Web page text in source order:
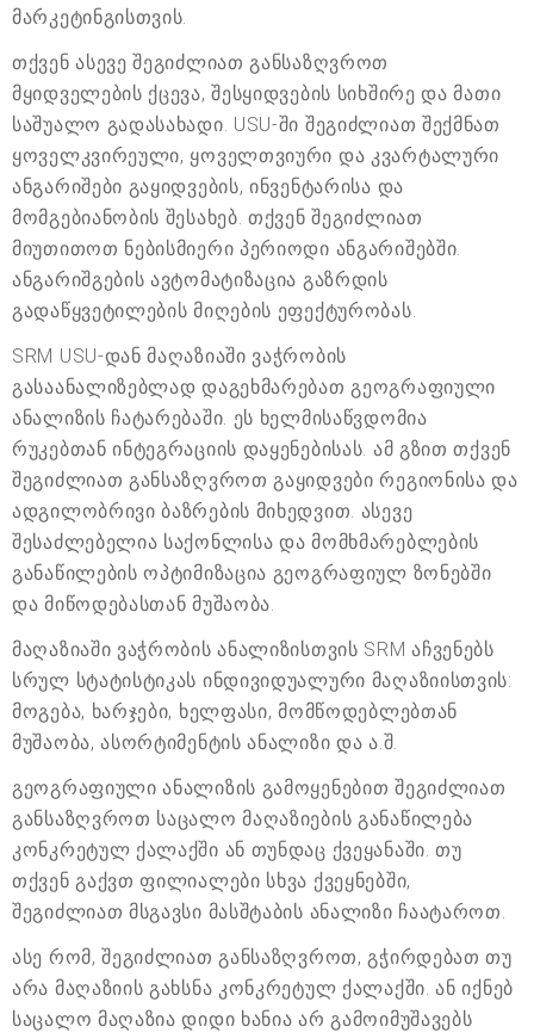
მარკეტინგისთვის.
თქვენ ასევე შეგიძლიათ განსაზღვროთ
მყიდველების ქცევა, შესყიდვების სიხშირე და მათი
საშუალო გადასახადი. USU-ში შეგიძლიათ შექმნათ
ყოველკვირეული, ყოველთვიური და კვარტალური
ანგარიშები გაყიდვების, ინვენტარისა და
მომგებიანობის შესახებ. თქვენ შეგიძლიათ
მიუთითოთ ნებისმიერი პერიოდი ანგარიშებში.
ანგარიშგების ავტომატიზაცია გაზრდის
გადაწყვეტილების მიღების ეფექტურობას.
SRM USU-დან მაღაზიაში ვაჭრობის
გასაანალიზებლად დაგეხმარებათ გეოგრაფიული
ანალიზის ჩატარებაში. ეს ხელმისაწვდომია
რუკებთან ინტეგრაციის დაყენებისას. ამ გზით თქვენ
შეგიძლიათ განსაზღვროთ გაყიდვები რეგიონისა და
ადგილობრივი ბაზრების მიხედვით. ასევე
შესაძლებელია საქონლისა და მომხმარებლების
განაწილების ოპტიმიზაცია გეოგრაფიულ ზონებში
და მიწოდებასთან მუშაობა.
მაღაზიაში ვაჭრობის ანალიზისთვის SRM აჩვენებს
სრულ სტატისტიკას ინდივიდუალური მაღაზიისთვის:
მოგება, ხარჯები, ხელფასი, მომწოდებლებთან
მუშაობა, ასორტიმენტის ანალიზი და ა.შ.
გეოგრაფიული ანალიზის გამოყენებით შეგიძლიათ
განსაზღვროთ საცალო მაღაზიების განაწილება
კონკრეტულ ქალაქში ან თუნდაც ქვეყანაში. თუ
თქვენ გაქვთ ფილიალები სხვა ქვეყნებში,
შეგიძლიათ მსგავსი მასშტაბის ანალიზი ჩაატაროთ.
ასე რომ, შეგიძლიათ განსაზღვროთ, გჭირდებათ თუ
არა მაღაზიის გახსნა კონკრეტულ ქალაქში. ან იქნებ
საცალო მაღაზია დიდი ხანია არ გამოიმუშავებს